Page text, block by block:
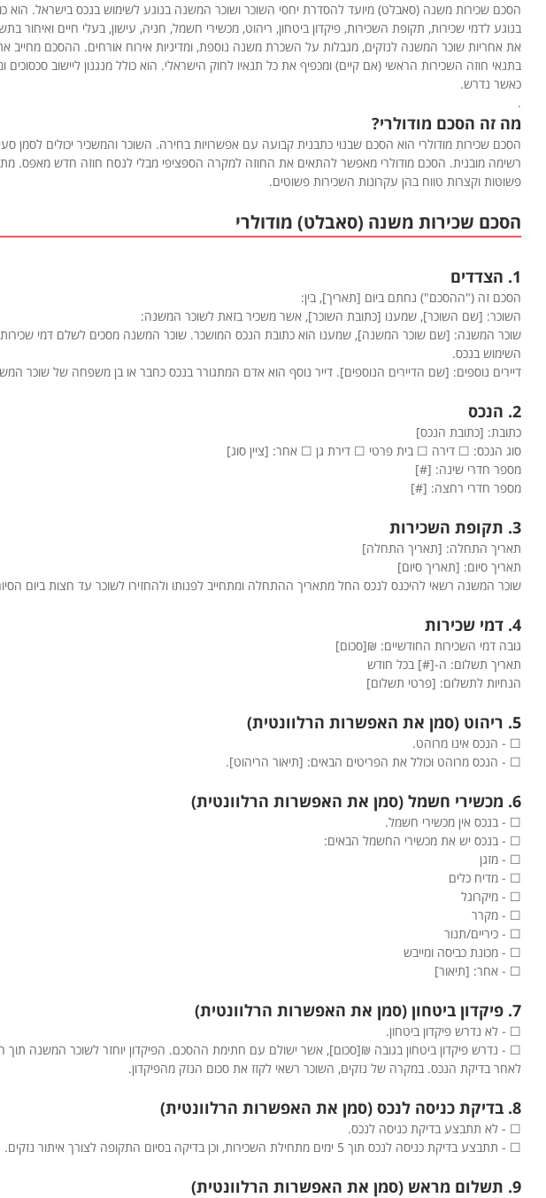
הסכם שכירות משנה (סאבלט) מיועד להסדרת יחסי השוכר ושוכר המשנה בנוגע לשימוש בנכס בישראל. הוא
בנוגע לדמי שכירות, תקופת השכירות, פיקדון ביטחון, ריהוט, מכשירי חשמל, חניה, עישון, בעלי חיים ואיחור
את אחריות שוכר המשנה לנזקים, מגבלות על השכרת משנה נוספת, ומדיניות אירוח אורחים. ההסכם מחייב
בתנאי חוזה השכירות הראשי (אם קיים) ומכפיף את כל תנאיו לחוק הישראלי. הוא כולל מנגנון ליישוב סכסוכים
כאשר נדרש.
.
מה זה הסכם מודולרי?
הסכם שכירות מודולרי הוא הסכם שבנוי כתבנית קבועה עם אפשרויות בחירה. השוכר והמשכיר יכולים לסמן
רשימה מובנית. הסכם מודולרי מאפשר להתאים את החוזה למקרה הספציפי מבלי לנסח חוזה חדש מאפס.
פשוטות וקצרות טווח בהן עקרונות השכירות פשוטים.
הסכם שכירות משנה (סאבלט) מודולרי
1. הצדדים
הסכם זה ("ההסכם") נחתם ביום [תאריך], בין:
השוכר: [שם השוכר], שמענו [כתובת השוכר], אשר משכיר בזאת לשוכר המשנה:
שוכר המשנה: [שם שוכר המשנה], שמענו הוא כתובת הנכס המושכר. שוכר המשנה מסכים לשלם דמי שכירות
השימוש בנכס.
דיירים נוספים: [שם הדיירים הנוספים]. דייר נוסף הוא אדם המתגורר בנכס כחבר או בן משפחה של שוכר
2. הנכס
כתובת: [כתובת הנכס]
סוג הנכס: ☐ דירה ☐ בית פרטי ☐ דירת גן ☐ אחר: [ציין סוג]
מספר חדרי שינה: [#]
מספר חדרי רחצה: [#]
3. תקופת השכירות
תאריך התחלה: [תאריך התחלה]
תאריך סיום: [תאריך סיום]
שוכר המשנה רשאי להיכנס לנכס החל מתאריך ההתחלה ומתחייב לפנותו ולהחזירו לשוכר עד חצות ביום
4. דמי שכירות
גובה דמי השכירות החודשיים: ₪[סכום]
תאריך תשלום: ה-[#] בכל חודש
הנחיות לתשלום: [פרטי תשלום]
5. ריהוט (סמן את האפשרות הרלוונטית)
☐ - הנכס אינו מרוהט.
☐ - הנכס מרוהט וכולל את הפריטים הבאים: [תיאור הריהוט].
6. מכשירי חשמל (סמן את האפשרות הרלוונטית)
☐ - בנכס אין מכשירי חשמל.
☐ - בנכס יש את מכשירי החשמל הבאים:
☐ - מזגן
☐ - מדיח כלים
☐ - מיקרוגל
☐ - מקרר
☐ - כיריים/תנור
☐ - מכונת כביסה ומייבש
☐ - אחר: [תיאור]
7. פיקדון ביטחון (סמן את האפשרות הרלוונטית)
☐ - לא נדרש פיקדון ביטחון.
☐ - נדרש פיקדון ביטחון בגובה ₪[סכום], אשר ישולם עם חתימת ההסכם. הפיקדון יוחזר לשוכר המשנה
לאחר בדיקת הנכס. במקרה של נזקים, השוכר רשאי לקזז את סכום הנזק מהפיקדון.
8. בדיקת כניסה לנכס (סמן את האפשרות הרלוונטית)
☐ - לא תתבצע בדיקת כניסה לנכס.
☐ - תתבצע בדיקת כניסה לנכס תוך 5 ימים מתחילת השכירות, וכן בדיקה בסיום התקופה לצורך איתור נזקים.
9. תשלום מראש (סמן את האפשרות הרלוונטית)